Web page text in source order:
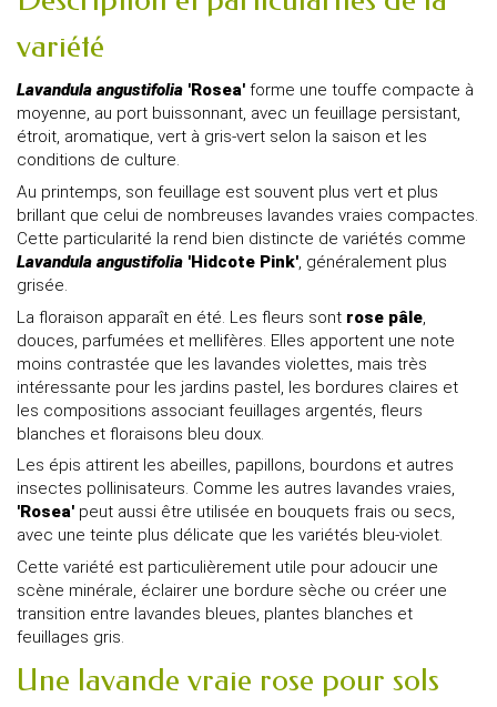
variété
Lavandula angustifolia 'Rosea' forme une touffe compacte à
moyenne, au port buissonnant, avec un feuillage persistant,
étroit, aromatique, vert à gris-vert selon la saison et les
conditions de culture.
Au printemps, son feuillage est souvent plus vert et plus
brillant que celui de nombreuses lavandes vraies compactes.
Cette particularité la rend bien distincte de variétés comme
Lavandula angustifolia 'Hidcote Pink', généralement plus
grisée.
La floraison apparaît en été. Les fleurs sont rose pâle
douces, parfumées et mellifères. Elles apportent une note
moins contrastée que les lavandes violettes, mais très
intéressante pour les jardins pastel, les bordures claires et
les compositions associant feuillages argentés, fleurs
blanches et floraisons bleu doux.
Les épis attirent les abeilles, papillons, bourdons et autres
insectes pollinisateurs. Comme les autres lavandes vraies,
'Rosea' peut aussi être utilisée en bouquets frais ou secs,
avec une teinte plus délicate que les variétés bleu-violet.
Cette variété est particulièrement utile pour adoucir une
scène minérale, éclairer une bordure sèche ou créer une
transition entre lavandes bleues, plantes blanches et
feuillages gris.
Une lavande vraie rose pour sols